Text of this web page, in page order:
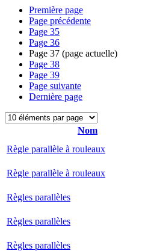
Première page
Page précédente
Page 35
Page 36
Page 37 (page actuelle)
Page 38
Page 39
Page suivante
Dernière page
Nom
Règle parallèle à rouleaux
Règle parallèle à rouleaux
Règles parallèles
Règles parallèles
Règles parallèles